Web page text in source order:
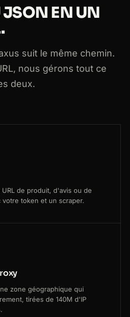
JSON EN UN
suit le même chemin.
nous gérons tout ce
deux.
de produit, d'avis ou de
votre token et un scraper.
zone géographique qui
tirées de 140M d'IP